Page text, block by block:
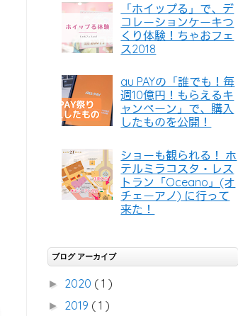
「ホイップる」で、デ
コレーションケーキつ
くり体験！ちゃおフェ
ス2018
au PAYの「誰でも！毎
週10億円！もらえるキ
ャンペーン」で、購入
したものを公開！
ショーも観られる！ ホ
テルミラコスタ・レス
トラン「Oceano」(オ
チェーアノ) に行って
来た！
ブログ アーカイブ
► 2020 ( 1 )
► 2019 ( 1 )